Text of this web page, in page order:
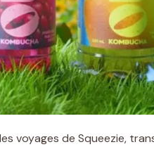
voyages de Squeezie,